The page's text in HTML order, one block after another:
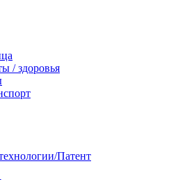
/ здоровья
Патент